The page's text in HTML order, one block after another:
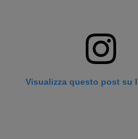
Visualizza questo post su